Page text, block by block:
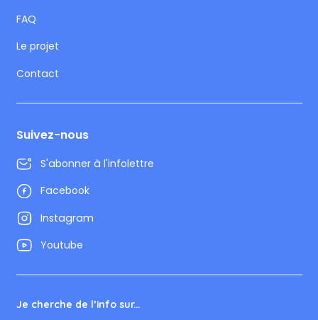
FAQ
Le projet
Contact
Suivez-nous
S'abonner à l'infolettre
Facebook
Instagram
Youtube
Je cherche de l’info sur...